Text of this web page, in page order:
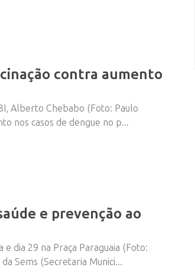
contra aumento
Alberto Chebabo (Foto: Paulo
nos casos de dengue no p...
e prevenção ao
dia 29 na Praça Paraguaia (Foto:
Sems (Secretaria Munici...
ai!